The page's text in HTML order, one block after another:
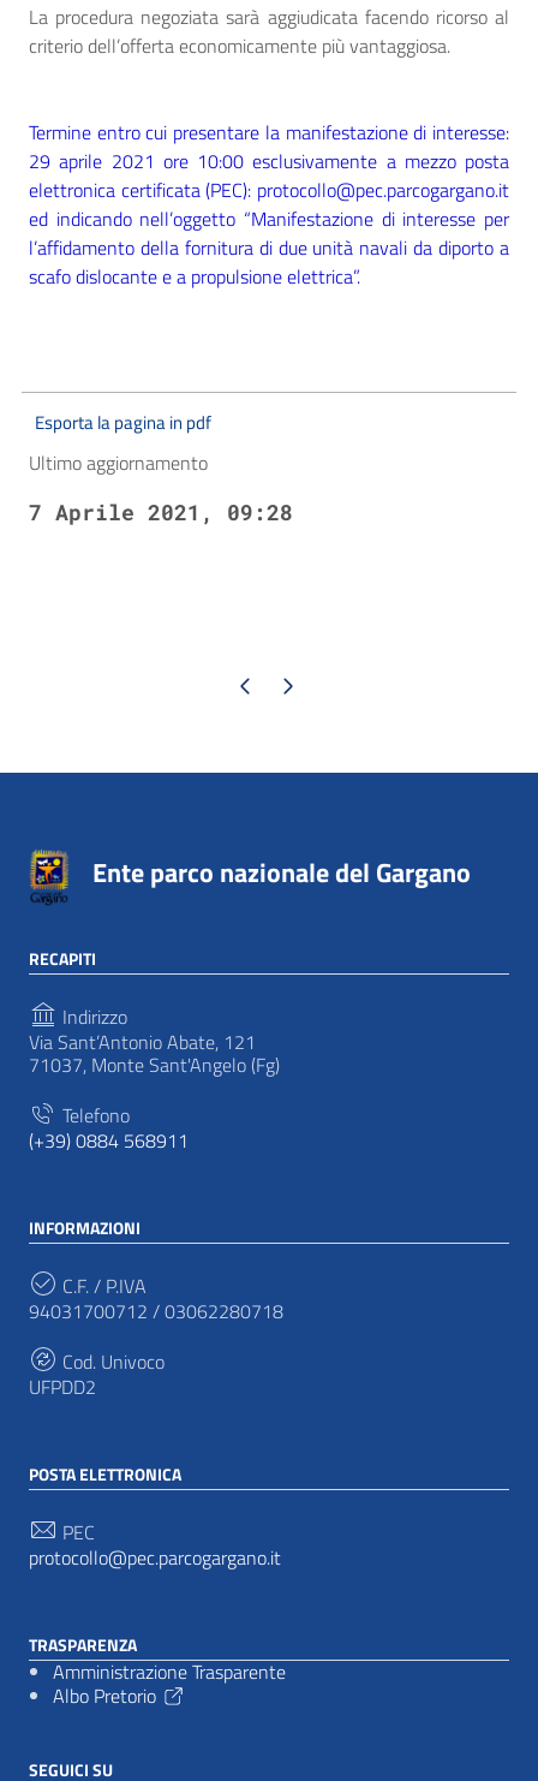
La procedura negoziata sarà aggiudicata facendo ricorso al
criterio dell’offerta economicamente più vantaggiosa.
Termine entro cui presentare la manifestazione di interesse:
29 aprile 2021 ore 10:00 esclusivamente a mezzo posta
elettronica certificata (PEC): protocollo@pec.parcogargano.it
ed indicando nell’oggetto “Manifestazione di interesse per
l’affidamento della fornitura di due unità navali da diporto a
scafo dislocante e a propulsione elettrica”.
Esporta la pagina in pdf
Ultimo aggiornamento
7 Aprile 2021, 09:28
Pagina precedente
Pagina successiva
Ente parco nazionale del Gargano
RECAPITI
Indirizzo
Via Sant’Antonio Abate, 121
71037, Monte Sant'Angelo (Fg)
Telefono
(+39) 0884 568911
INFORMAZIONI
C.F. / P.IVA
94031700712 / 03062280718
Cod. Univoco
UFPDD2
POSTA ELETTRONICA
PEC
protocollo@pec.parcogargano.it
TRASPARENZA
Amministrazione Trasparente
Albo Pretorio
SEGUICI SU